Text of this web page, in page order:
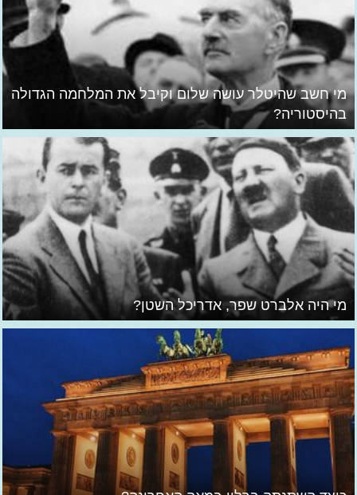
מי חשב שהיטלר עושה שלום וקיבל את המלחמה הגדולה
בהיסטוריה?
מי היה אלברט שפר, אדריכל השטן?